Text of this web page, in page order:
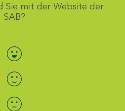
Sie mit der Website der
SAB?
Bewertung auswählen